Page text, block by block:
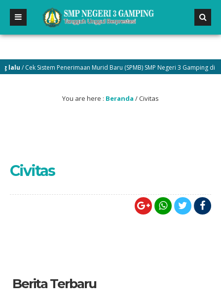
/ Cek Sistem Penerimaan Murid Baru (SPMB) SMP Negeri 3 Gamping di
You are here : Beranda /Civitas
Civitas
Berita Terbaru